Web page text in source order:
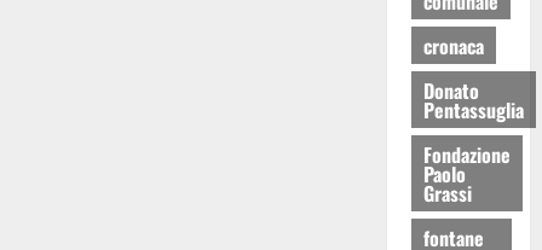
cronaca
Donato
Pentassuglia
Fondazione
Paolo
Grassi
fontane